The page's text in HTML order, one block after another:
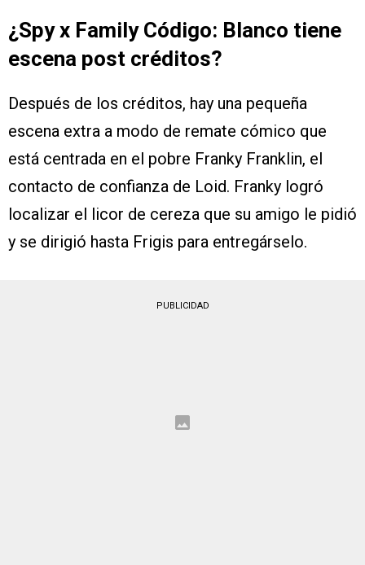
¿Spy x Family Código: Blanco tiene
escena post créditos?
Después de los créditos, hay una pequeña
escena extra a modo de remate cómico que
está centrada en el pobre Franky Franklin, el
contacto de confianza de Loid. Franky logró
localizar el licor de cereza que su amigo le pidió
y se dirigió hasta Frigis para entregárselo.
PUBLICIDAD